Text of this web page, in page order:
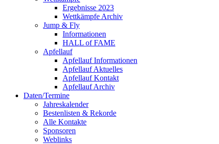
Ergebnisse 2023
Wettkämpfe Archiv
Jump & Fly
Informationen
HALL of FAME
Apfellauf
Apfellauf Informationen
Apfellauf Aktuelles
Apfellauf Kontakt
Apfellauf Archiv
Daten/Termine
Jahreskalender
Bestenlisten & Rekorde
Alle Kontakte
Sponsoren
Weblinks